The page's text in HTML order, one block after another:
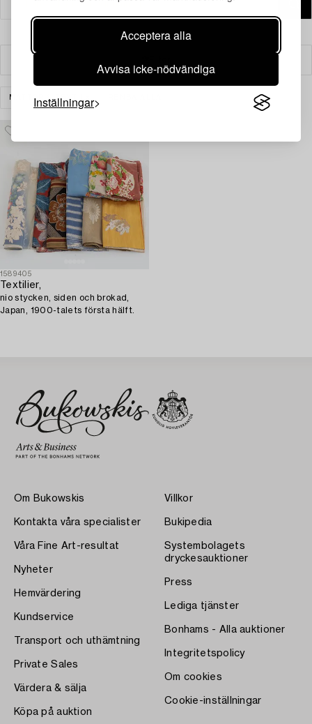
Acceptera alla
Avvisa icke-nödvändiga
Inställningar
MATTOR & TEXTIL
1589405
Textilier,
nio stycken, siden och brokad,
Japan, 1900-talets första hälft.
Om Bukowskis
Kontakta våra specialister
Våra Fine Art-resultat
Nyheter
Hemvärdering
Kundservice
Transport och uthämtning
Private Sales
Värdera & sälja
Köpa på auktion
Villkor
Bukipedia
Systembolagets
dryckesauktioner
Press
Lediga tjänster
Bonhams - Alla auktioner
Integritetspolicy
Om cookies
Cookie-inställningar